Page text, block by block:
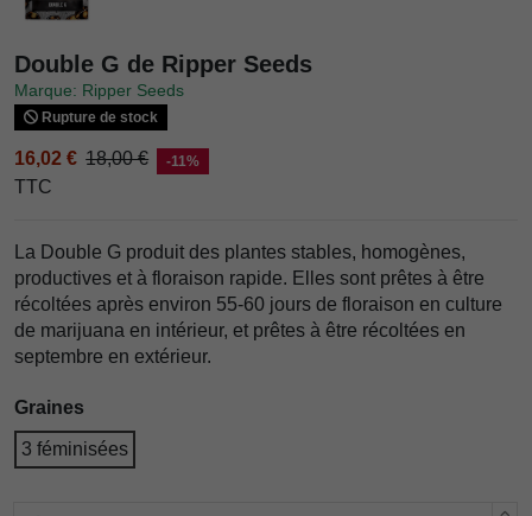
Double G de Ripper Seeds
Marque: Ripper Seeds
Rupture de stock
16,02 € 18,00 € -11%
TTC
La Double G produit des plantes stables, homogènes,
productives et à floraison rapide. Elles sont prêtes à être
récoltées après environ 55-60 jours de floraison en culture
de marijuana en intérieur, et prêtes à être récoltées en
septembre en extérieur.
Graines
3 féminisées